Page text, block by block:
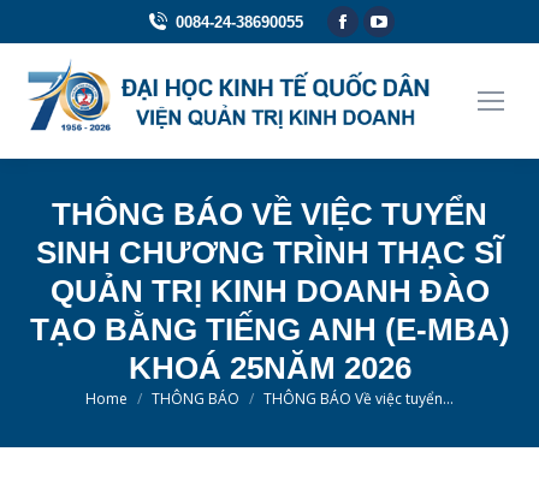
0084-24-38690055
Facebook
opens
in
YouTube
opens
in
THÔNG BÁO VỀ VIỆC TUYỂN
SINH CHƯƠNG TRÌNH THẠC SĨ
QUẢN TRỊ KINH DOANH ĐÀO
TẠO BẰNG TIẾNG ANH (E-MBA)
KHOÁ 25NĂM 2026
You are here:
Home THÔNG BÁO THÔNG BÁO Về việc tuyển…